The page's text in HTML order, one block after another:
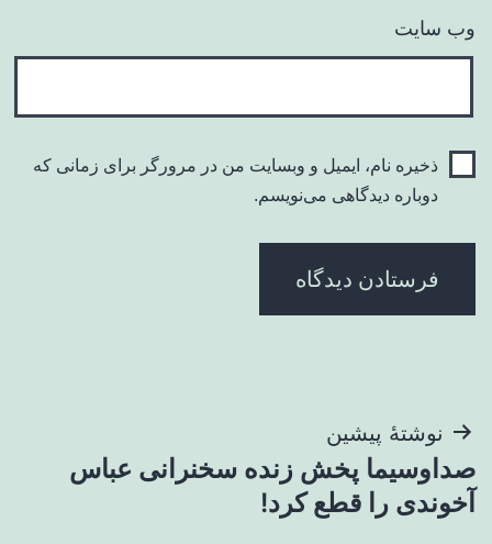
وب‌ سایت
ذخیره نام، ایمیل و وبسایت من در مرورگر برای زمانی که
دوباره دیدگاهی می‌نویسم.
راهبری
نوشته
نوشتهٔ پیشین
صداوسیما پخش زنده سخنرانی عباس
آخوندی را قطع کرد!